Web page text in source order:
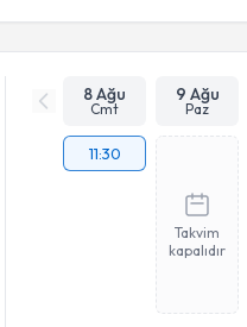
8 Ağu
Cmt
9 Ağu
Paz
11:30
Takvim
kapalıdır